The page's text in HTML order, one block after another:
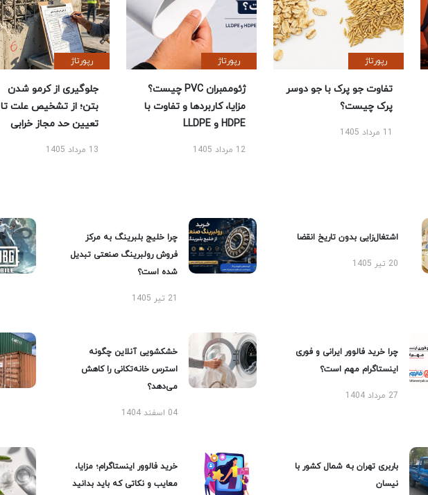
رپورتاژ
تفاوت جو پرک با جو دوسر
پرک چیست؟
11 مرداد 1405
رپورتاژ
ژئوممبران PVC چیست؟
مزایا، کاربردها و تفاوت با
HDPE و LLDPE
12 مرداد 1405
رپورتاژ
جلوگیری از کرمو شدن
بتن؛ از تشخیص علت تا
تعیین حد مجاز خرابی
13 مرداد 1405
اشتغال‌زایی بدون تاریخ انقضا
20 تیر 1405
چرا خلیج بلبرینگ به مرکز
فروش رولبرینگ صنعتی تبدیل
شده است؟
21 تیر 1405
چرا خرید فالوور ایرانی و فوری
اینستاگرام مهم است؟
27 مرداد 1404
خشکشویی آنلاین چگونه
استرس خانه‌تکانی را کاهش
می‌دهد؟
04 اسفند 1404
باربری تهران به شمال کشور با
نیسان
خرید فالوور اینستاگرام؛ مزایا،
معایب و نکاتی که باید بدانید